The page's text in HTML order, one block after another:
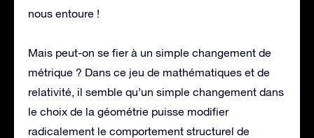
nous entoure !
Mais peut-on se fier à un simple changement de
métrique ? Dans ce jeu de mathématiques et de
relativité, il semble qu’un simple changement dans
le choix de la géométrie puisse modifier
radicalement le comportement structurel de